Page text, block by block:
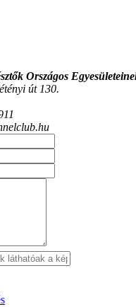
Országos
út 130.